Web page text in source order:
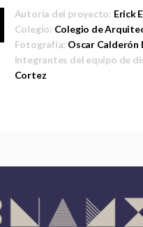
Autoría del proyecto: Erick
Colegio: Colegio de
Fotografía: Oscar Calderón
Integrantes del equipo de
Cortez